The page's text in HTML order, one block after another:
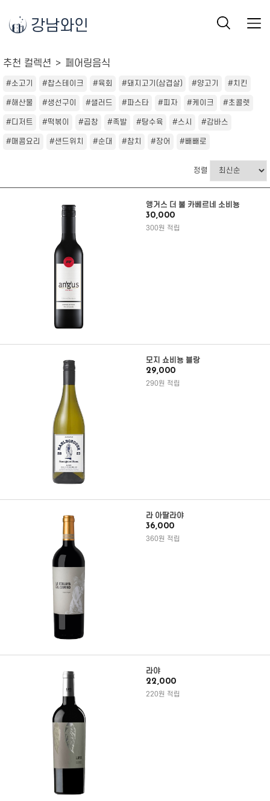
강남와인
추천 컬렉션 페어링음식
#소고기 #찹스테이크 #육회 #돼지고기(삼겹살) #양고기 #치킨
#해산물 #생선구이 #샐러드 #파스타 #피자 #케이크 #초콜렛
#디저트 #떡볶이 #곱창 #족발 #탕수육 #스시 #감바스
#매콤요리 #샌드위치 #순대 #참치 #장어 #빼빼로
정렬
앵거스 더 불 카베르네 소비뇽
30,000
300원 적립
모지 쇼비뇽 블랑
29,000
290원 적립
라 아딸라야
36,000
360원 적립
라야
22,000
220원 적립